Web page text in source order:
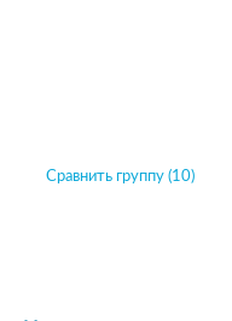
Сравнить группу (10)